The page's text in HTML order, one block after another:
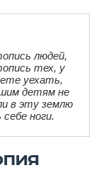
людей,
тех, у
уехать,
детям не
в эту землю
ноги.